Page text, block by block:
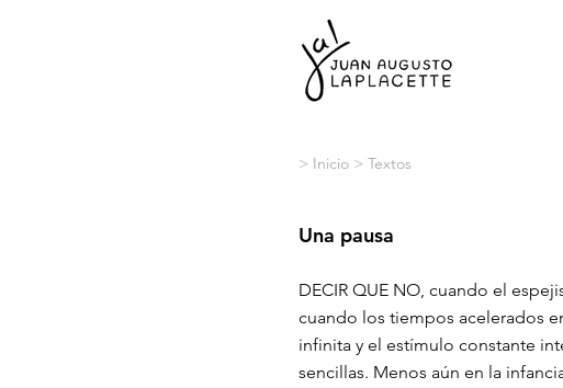
> Inicio > Textos
Una pausa
DECIR QUE NO, cuando el
cuando los tiempos acelerados
infinita y el estímulo constante
sencillas. Menos aún en la